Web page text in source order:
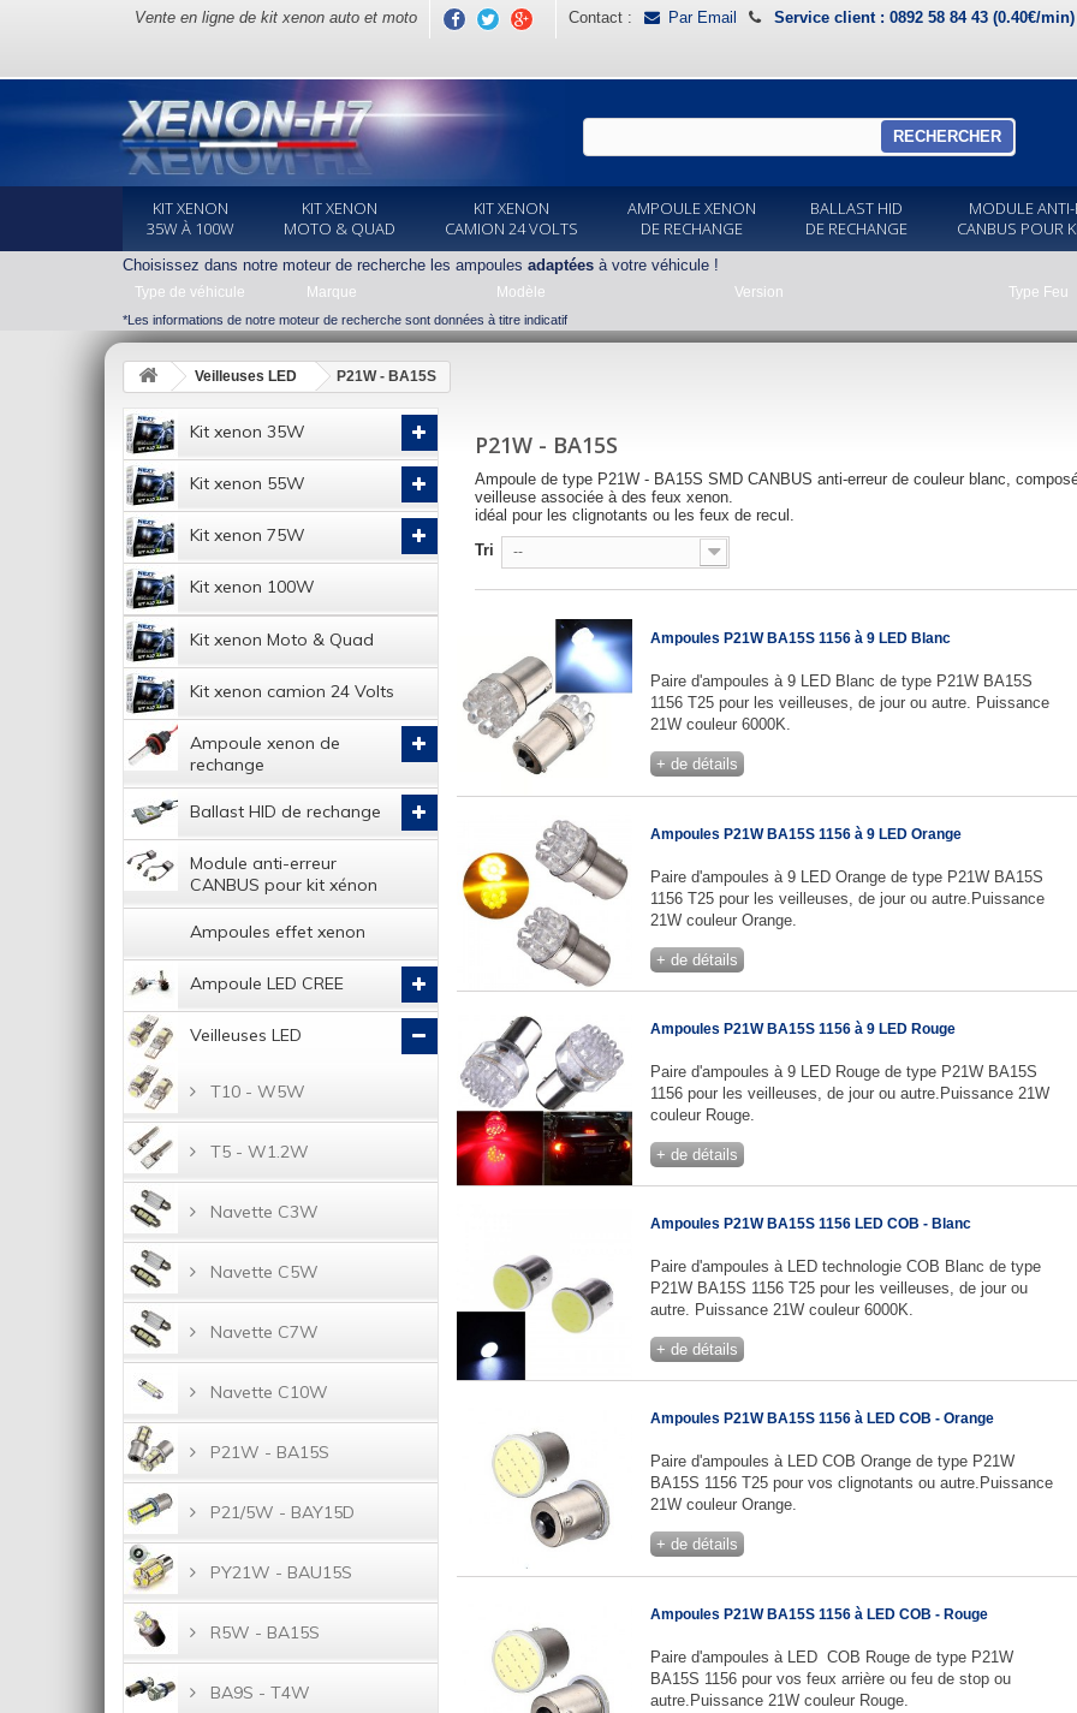
Vente en ligne de kit xenon auto et moto Contact : Par Email Service client : 0892 58 84 43 (0.40€/
RECHERCHER
KIT XENON
35W À 100W
KIT XENON
MOTO & QUAD
KIT XENON
CAMION 24 VOLTS
AMPOULE XENON
DE RECHANGE
BALLAST HID
DE RECHANGE
MODULE ANTI-
CANBUS POUR
Choisissez dans notre moteur de recherche les ampoules adaptées à votre véhicule !
Type de véhicule Marque Modèle Version Type Feu
*Les informations de notre moteur de recherche sont données à titre indicatif
Veilleuses LED P21W - BA15S
Kit xenon 35W
Kit xenon 55W
Kit xenon 75W
Kit xenon 100W
Kit xenon Moto & Quad
Kit xenon camion 24 Volts
Ampoule xenon de
rechange
Ballast HID de rechange
Module anti-erreur
CANBUS pour kit xénon
Ampoules effet xenon
Ampoule LED CREE
Veilleuses LED
T10 - W5W
T5 - W1.2W
Navette C3W
Navette C5W
Navette C7W
Navette C10W
P21W - BA15S
P21/5W - BAY15D
PY21W - BAU15S
R5W - BA15S
BA9S - T4W
P21W - BA15S
Ampoule de type P21W - BA15S SMD CANBUS anti-erreur de couleur blanc,
veilleuse associée à des feux xenon.
idéal pour les clignotants ou les feux de recul.
Tri --
Ampoules P21W BA15S 1156 à 9 LED Blanc
Paire d'ampoules à 9 LED Blanc de type P21W BA15S
1156 T25 pour les veilleuses, de jour ou autre. Puissance
21W couleur 6000K.
+ de détails
Ampoules P21W BA15S 1156 à 9 LED Orange
Paire d'ampoules à 9 LED Orange de type P21W BA15S
1156 T25 pour les veilleuses, de jour ou autre.Puissance
21W couleur Orange.
+ de détails
Ampoules P21W BA15S 1156 à 9 LED Rouge
Paire d'ampoules à 9 LED Rouge de type P21W BA15S
1156 pour les veilleuses, de jour ou autre.Puissance 21W
couleur Rouge.
+ de détails
Ampoules P21W BA15S 1156 LED COB - Blanc
Paire d'ampoules à LED technologie COB Blanc de type
P21W BA15S 1156 T25 pour les veilleuses, de jour ou
autre. Puissance 21W couleur 6000K.
+ de détails
Ampoules P21W BA15S 1156 à LED COB - Orange
Paire d'ampoules à LED COB Orange de type P21W
BA15S 1156 T25 pour vos clignotants ou autre.Puissance
21W couleur Orange.
+ de détails
Ampoules P21W BA15S 1156 à LED COB - Rouge
Paire d'ampoules à LED COB Rouge de type P21W
BA15S 1156 pour vos feux arrière ou feu de stop ou
autre.Puissance 21W couleur Rouge.